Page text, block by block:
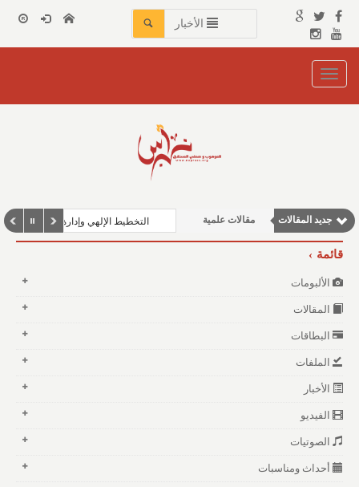
الأخبار
Toggle
navigation
جديد المقالات مقالات علمية
مقالات اجتماعية
التخطيط الإلهي وإدارة الكون: دروس
قائمة
الألبومات
المقالات
البطاقات
الملفات
الأخبار
الفيديو
الصوتيات
أحداث ومناسبات